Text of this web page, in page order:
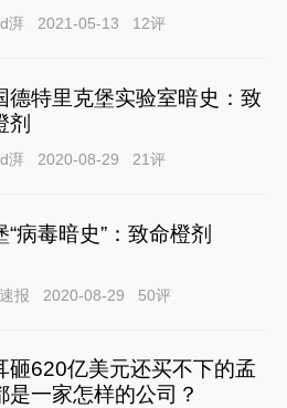
湃 2021-05-13 12评
德特里克堡实验室暗史：致
剂
湃 2020-08-29 21评
“病毒暗史”：致命橙剂
报 2020-08-29 50评
砸620亿美元还买不下的孟
是一家怎样的公司？